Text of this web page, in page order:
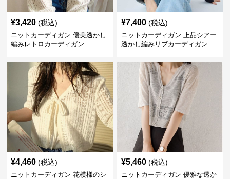
¥3,420 (税込)
ニットカーディガン 優美透かし
編みレトロカーディガン
¥7,400 (税込)
ニットカーディガン 上品シアー
透かし編みリブカーディガン
¥4,460 (税込)
ニットカーディガン 花模様のシ
¥5,460 (税込)
ニットカーディガン 優雅な透か